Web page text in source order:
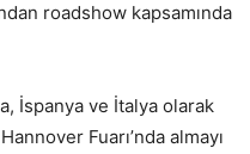
roadshow kapsamında
İspanya ve İtalya olarak
Fuarı’nda almayı